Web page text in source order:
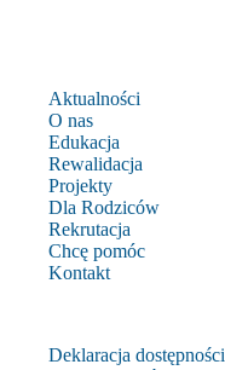
Aktualności
O nas
Edukacja
Rewalidacja
Projekty
Dla Rodziców
Rekrutacja
Chcę pomóc
Kontakt
Deklaracja dostępności